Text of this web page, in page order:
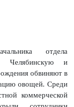
отдела
Челябинскую и
обвиняют в
овощей. Среди
коммерческой